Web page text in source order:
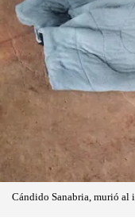
Cándido Sanabria, murió al